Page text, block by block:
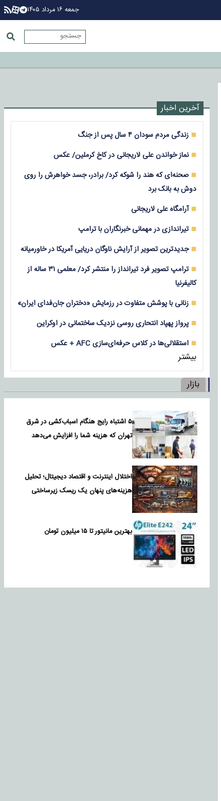
جمعه ۱۶ مرداد ۱۴۰۵
آخرین اخبار
زندگی مردم سودان ۴ سال پس از جنگ
نماز خواندن علی لاریجانی در کاخ کرملین/ عکس
صحنه‌ای که هند را شوکه کرد/ برادر، جسد خواهرش را روی
دوش به بانک برد
آرامگاه علی لاریجانی
تیراندازی در مهمانی خبرنگاران با ترامپ
جدیدترین تصویر از آرایش ناوگان دریایی آمریکا در خاورمیانه
ترامپ تصویر فرد تیرانداز را منتشر کرد/ معلمی ۳۱ ساله از
کالیفرنیا
زنانی با پوشش متفاوت در رزمایش «دختران جان‌فدای ایران»
پرواز پهپاد انتحاری روسی نزدیک ساختمانی در اوکراین
استقلالی‌ها در کلاس حرفه‌ای‌سازی AFC + عکس
بیشتر
بازار
۵ اشتباه رایج هنگام اسباب‌کشی در شرق
تهران که هزینه شما را افزایش می‌دهد
اختلال اینترنت و اقتصاد دیجیتال؛ تحلیل
هزینه‌های پنهان یک ریسک زیرساختی
بهترین مانیتور تا ۱۵ میلیون تومان